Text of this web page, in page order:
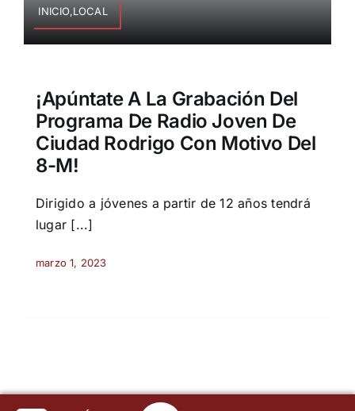
INICIO,LOCAL
¡Apúntate A La Grabación Del
Programa De Radio Joven De
Ciudad Rodrigo Con Motivo Del
8-M!
Dirigido a jóvenes a partir de 12 años tendrá
lugar [...]
marzo 1, 2023